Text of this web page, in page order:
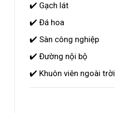
✔️ Gạch lát
✔️ Đá hoa
✔️ Sàn công nghiệp
✔️ Đường nội bộ
✔️ Khuôn viên ngoài trời